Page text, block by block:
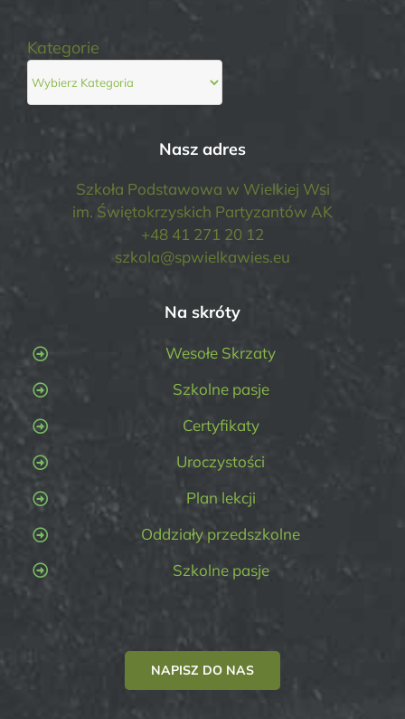
Kategorie
Nasz adres
Szkoła Podstawowa w Wielkiej Wsi
im. Świętokrzyskich Partyzantów AK
+48 41 271 20 12
szkola@spwielkawies.eu
Na skróty
Wesołe Skrzaty
Szkolne pasje
Certyfikaty
Uroczystości
Plan lekcji
Oddziały przedszkolne
Szkolne pasje
NAPISZ DO NAS